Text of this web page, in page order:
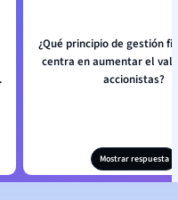
¿Qué principio de gestión
centra en aumentar el
accionistas?
Mostrar respuesta